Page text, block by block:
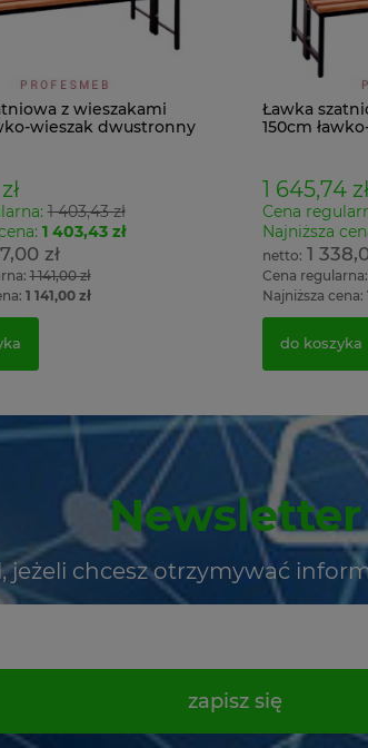
z wieszakami
wieszak dwustronny
1 403,43 zł
1 403,43 zł
zł
1 141,00 zł
1 141,00 zł
Ławka
150cm
1 645,74 zł
Cena
Najniższa
1
Cena regularna:
Najniższa cena:
do koszyka
Newsletter
jeżeli chcesz otrzymywać
zapisz się